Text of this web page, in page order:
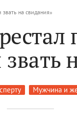
на свидания»
Мужчина и